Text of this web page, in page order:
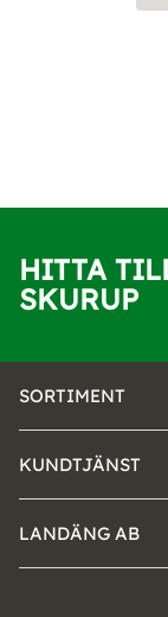
HITTA
SKURUP
SORTIMENT
KUNDTJÄNST
LANDÄNG AB